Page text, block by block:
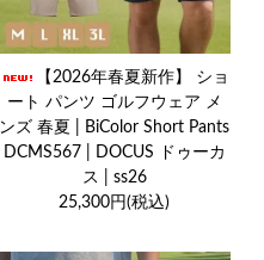
【2026年春夏新作】 ショ
ート パンツ ゴルフウェア メ
ンズ 春夏 | BiColor Short Pants
DCMS567 | DOCUS ドゥーカ
ス | ss26
25,300円(税込)